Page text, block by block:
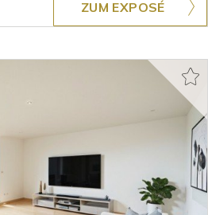
ZUM EXPOSÉ